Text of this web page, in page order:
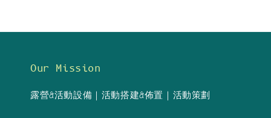
Our Mission
露營&活動設備｜活動搭建&佈置｜活動策劃